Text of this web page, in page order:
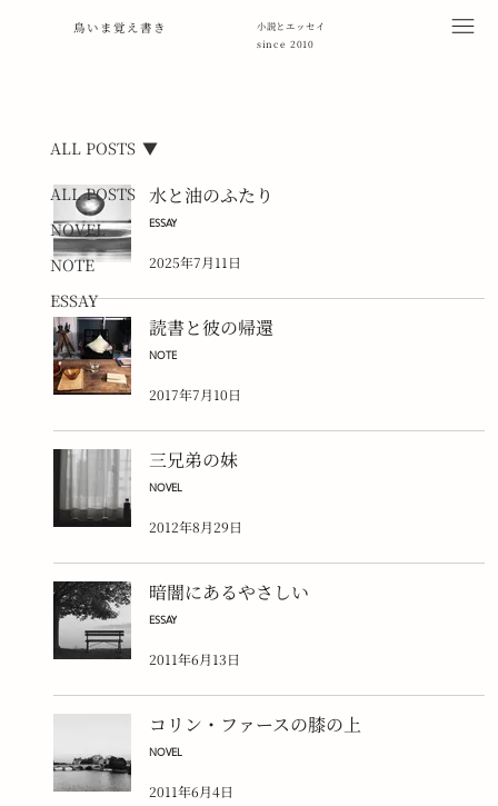
鳥いま覚え書き
小説とエッセイ
since 2010
ALL POSTS
NOVEL
NOTE
ESSAY
ALL POSTS
水と油のふたり
ESSAY
2025年7月11日
読書と彼の帰還
NOTE
2017年7月10日
三兄弟の妹
NOVEL
2012年8月29日
暗闇にあるやさしい
ESSAY
2011年6月13日
コリン・ファースの膝の上
NOVEL
2011年6月4日